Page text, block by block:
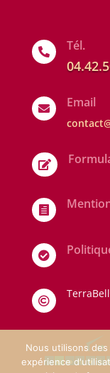
 Tél.
 Email




Nous utilisons
expérience